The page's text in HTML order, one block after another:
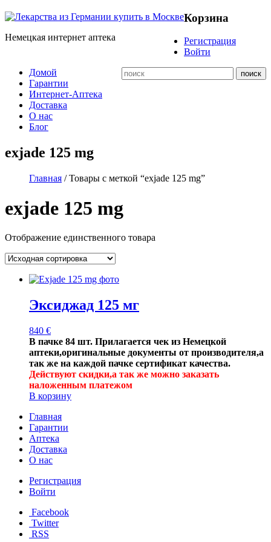
Немецкая интернет аптека
Корзина
Регистрация
Войти
Домой
Гарантии
Интернет-Аптека
Доставка
О нас
Блог
exjade 125 mg
Главная / Товары с меткой “exjade 125 mg”
exjade 125 mg
Отображение единственного товара
Эксиджад 125 мг
840 €
В пачке 84 шт. Прилагается чек из Немецкой
аптеки,оригинальные документы от производителя,а
так же на каждой пачке сертификат качества.
Действуют скидки,а так же можно заказать
наложенным платежом
В корзину
Главная
Гарантии
Аптека
Доставка
О нас
Регистрация
Войти
Facebook
Twitter
RSS